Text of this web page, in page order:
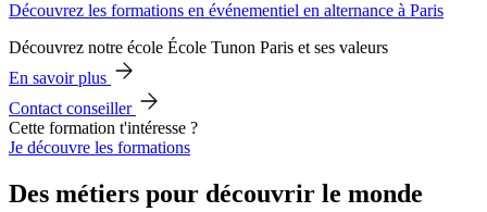
Découvrez les formations en événementiel en alternance à Paris
Découvrez notre école École Tunon Paris et ses valeurs
En savoir plus
Contact conseiller
Cette formation t'intéresse ?
Je découvre les formations
Des métiers pour découvrir le monde